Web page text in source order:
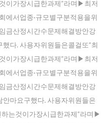
이가장시급한과제”라며▶최저
에서업종·규모별구분적용을위
금산정시간수문제해결방안강
다. 사용자위원들은콜걸또”최
이가장시급한과제”라며▶최저
에서업종·규모별구분적용을위
금산정시간수문제해결방안강
마요구했다. 사용자위원들은
는것이가장시급한과제”라며▶